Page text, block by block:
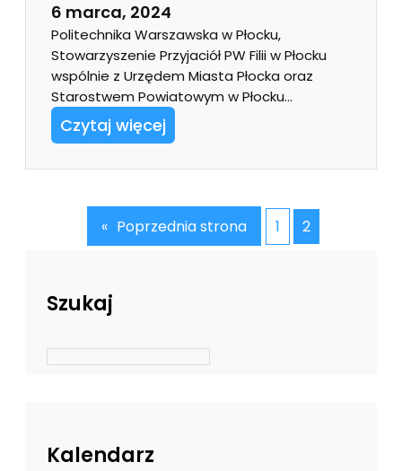
6 marca, 2024
Politechnika Warszawska w Płocku,
Stowarzyszenie Przyjaciół PW Filii w Płocku
wspólnie z Urzędem Miasta Płocka oraz
Starostwem Powiatowym w Płocku…
Czytaj więcej
« Poprzednia strona 1 2
Szukaj
Kalendarz